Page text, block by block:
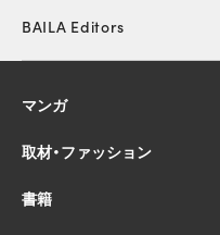
BAILA Editors
マンガ
取材・ファッション
書籍